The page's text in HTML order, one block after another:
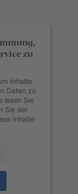
zu
Inhalte
Daten zu
lesen Sie
Sie der
Inhalte